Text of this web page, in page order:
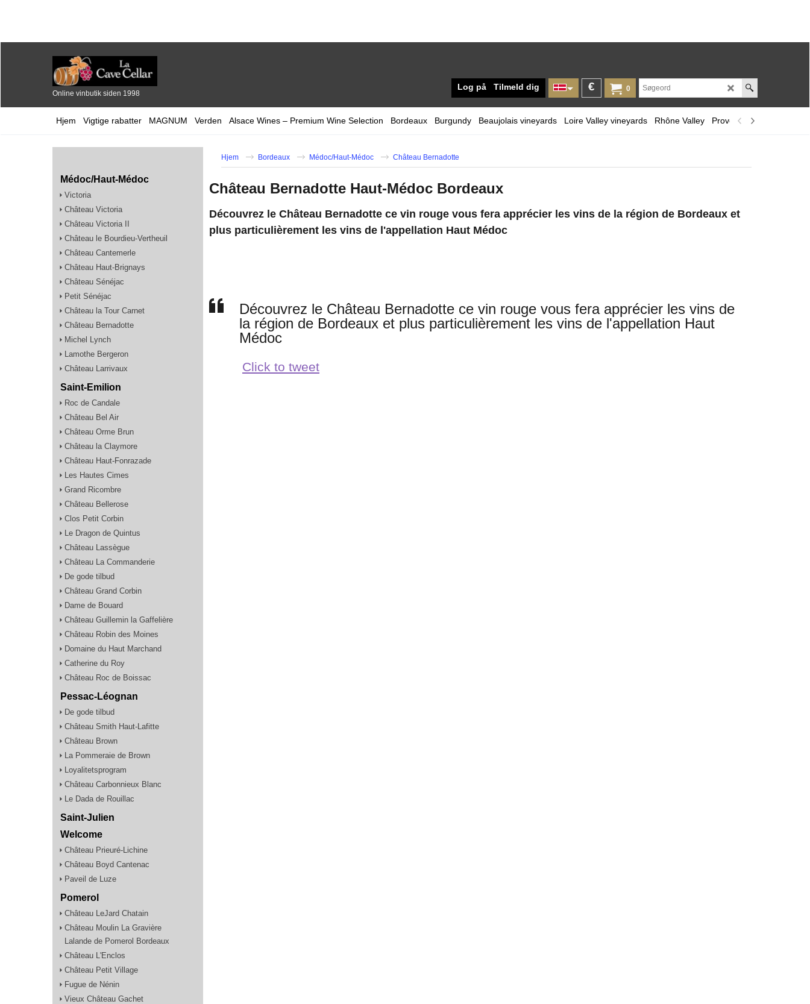
Online vinbutik siden 1998
0
€
Log på Tilmeld dig
Hjem Vigtige rabatter MAGNUM Verden Alsace Wines – Premium Wine Selection Bordeaux Burgundy Beaujolais vineyards Loire Valley vineyards Rhône Valley Provence and Corsica
Médoc/Haut-Médoc
Victoria
Château Victoria
Château Victoria II
Château le Bourdieu-Vertheuil
Château Cantemerle
Château Haut-Brignays
Château Sénéjac
Petit Sénéjac
Château la Tour Carnet
Château Bernadotte
Michel Lynch
Lamothe Bergeron
Château Larrivaux
Saint-Emilion
Roc de Candale
Château Bel Air
Château Orme Brun
Château la Claymore
Château Haut-Fonrazade
Les Hautes Cimes
Grand Ricombre
Château Bellerose
Clos Petit Corbin
Le Dragon de Quintus
Château Lassègue
Château La Commanderie
De gode tilbud
Château Grand Corbin
Dame de Bouard
Château Guillemin la Gaffelière
Château Robin des Moines
Domaine du Haut Marchand
Catherine du Roy
Château Roc de Boissac
Pessac-Léognan
De gode tilbud
Château Smith Haut-Lafitte
Château Brown
La Pommeraie de Brown
Loyalitetsprogram
Château Carbonnieux Blanc
Le Dada de Rouillac
Saint-Julien
Welcome
Château Prieuré-Lichine
Château Boyd Cantenac
Paveil de Luze
Pomerol
Château LeJard Chatain
Château Moulin La Gravière
Lalande de Pomerol Bordeaux
Château L'Enclos
Château Petit Village
Fugue de Nénin
Vieux Château Gachet
Hjem Bordeaux Médoc/Haut-Médoc Château Bernadotte
Château Bernadotte Haut-Médoc Bordeaux
Découvrez le Château Bernadotte ce vin rouge vous fera apprécier les vins de la région de Bordeaux et
plus particulièrement les vins de l'appellation Haut Médoc
Découvrez le Château Bernadotte ce vin rouge vous fera apprécier les vins de
la région de Bordeaux et plus particulièrement les vins de l'appellation Haut
Médoc
Click to tweet